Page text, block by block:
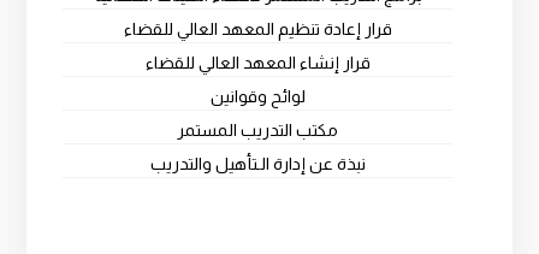
قرار إعادة تنظيم المعهد العالي للقضاء
قرار إنشاء المعهد العالي للقضاء
لوائح وقوانين
مكتب التدريب المستمر
نبذة عن إدارة الـتأهيل والتدريب